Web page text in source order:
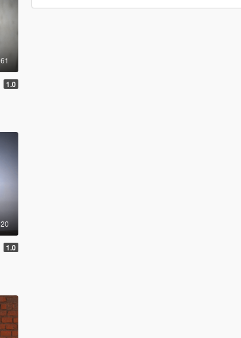
61
1.0
20
1.0